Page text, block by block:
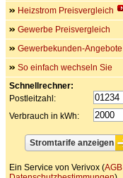
Heizstrom Preisvergleich
Gewerbe Preisvergleich
Gewerbekunden-Angebote
So einfach wechseln Sie
Schnellrechner:
Postleitzahl:
Verbrauch in kWh:
Ein Service von Verivox (AGB